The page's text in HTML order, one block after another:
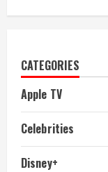
CATEGORIES
Apple TV
Celebrities
Disney+